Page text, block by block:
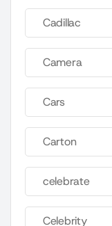
Cadillac
Camera
Cars
Carton
celebrate
Celebrity